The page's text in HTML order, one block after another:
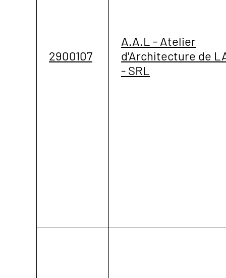
2900107
A.A.L - Atelier
d'Architecture de
- SRL